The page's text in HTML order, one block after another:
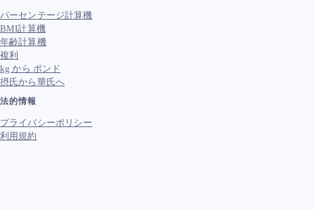
パーセンテージ計算機
BMI計算機
年齢計算機
複利
kg から ポンド
摂氏から華氏へ
法的情報
プライバシーポリシー
利用規約